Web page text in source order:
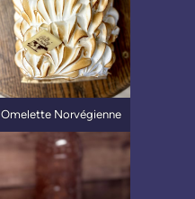
Omelette Norvégienne